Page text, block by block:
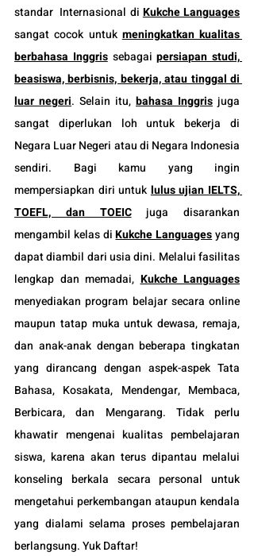
standar  Internasional di Kukche Languages
sangat cocok untuk meningkatkan kualitas
berbahasa Inggris sebagai persiapan studi,
beasiswa, berbisnis, bekerja, atau tinggal di
luar negeri. Selain itu, bahasa Inggris juga
sangat diperlukan loh untuk bekerja di
Negara Luar Negeri atau di Negara Indonesia
sendiri. Bagi kamu yang ingin
mempersiapkan diri untuk lulus ujian IELTS,
TOEFL, dan TOEIC juga disarankan
mengambil kelas di Kukche Languages yang
dapat diambil dari usia dini. Melalui fasilitas
lengkap dan memadai, Kukche Languages
menyediakan program belajar secara online
maupun tatap muka untuk dewasa, remaja,
dan anak-anak dengan beberapa tingkatan
yang dirancang dengan aspek-aspek Tata
Bahasa, Kosakata, Mendengar, Membaca,
Berbicara, dan Mengarang. Tidak perlu
khawatir mengenai kualitas pembelajaran
siswa, karena akan terus dipantau melalui
konseling berkala secara personal untuk
mengetahui perkembangan ataupun kendala
yang dialami selama proses pembelajaran
berlangsung. Yuk Daftar!